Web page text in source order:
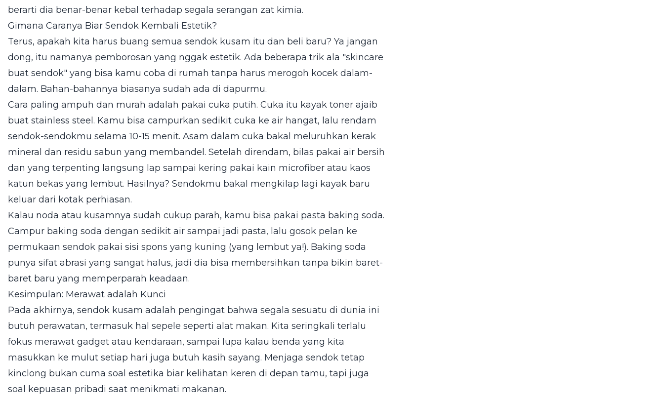
berarti dia benar-benar kebal terhadap segala serangan zat kimia.
Gimana Caranya Biar Sendok Kembali Estetik?
Terus, apakah kita harus buang semua sendok kusam itu dan beli baru? Ya jangan
dong, itu namanya pemborosan yang nggak estetik. Ada beberapa trik ala "skincare
buat sendok" yang bisa kamu coba di rumah tanpa harus merogoh kocek dalam-
dalam. Bahan-bahannya biasanya sudah ada di dapurmu.
Cara paling ampuh dan murah adalah pakai cuka putih. Cuka itu kayak toner ajaib
buat stainless steel. Kamu bisa campurkan sedikit cuka ke air hangat, lalu rendam
sendok-sendokmu selama 10-15 menit. Asam dalam cuka bakal meluruhkan kerak
mineral dan residu sabun yang membandel. Setelah direndam, bilas pakai air bersih
dan yang terpenting langsung lap sampai kering pakai kain microfiber atau kaos
katun bekas yang lembut. Hasilnya? Sendokmu bakal mengkilap lagi kayak baru
keluar dari kotak perhiasan.
Kalau noda atau kusamnya sudah cukup parah, kamu bisa pakai pasta baking soda.
Campur baking soda dengan sedikit air sampai jadi pasta, lalu gosok pelan ke
permukaan sendok pakai sisi spons yang kuning (yang lembut ya!). Baking soda
punya sifat abrasi yang sangat halus, jadi dia bisa membersihkan tanpa bikin baret-
baret baru yang memperparah keadaan.
Kesimpulan: Merawat adalah Kunci
Pada akhirnya, sendok kusam adalah pengingat bahwa segala sesuatu di dunia ini
butuh perawatan, termasuk hal sepele seperti alat makan. Kita seringkali terlalu
fokus merawat gadget atau kendaraan, sampai lupa kalau benda yang kita
masukkan ke mulut setiap hari juga butuh kasih sayang. Menjaga sendok tetap
kinclong bukan cuma soal estetika biar kelihatan keren di depan tamu, tapi juga
soal kepuasan pribadi saat menikmati makanan.